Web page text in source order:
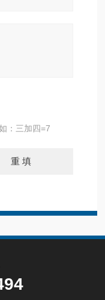
：三加四=7